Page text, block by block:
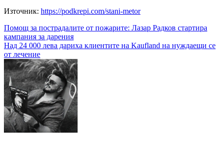
Източник: https://podkrepi.com/stani-metor
Навигация
Помощ за пострадалите от пожарите: Лазар Радков стартира
кампания за дарения
Над 24 000 лева дариха клиентите на Kaufland на нуждаещи се
от лечение